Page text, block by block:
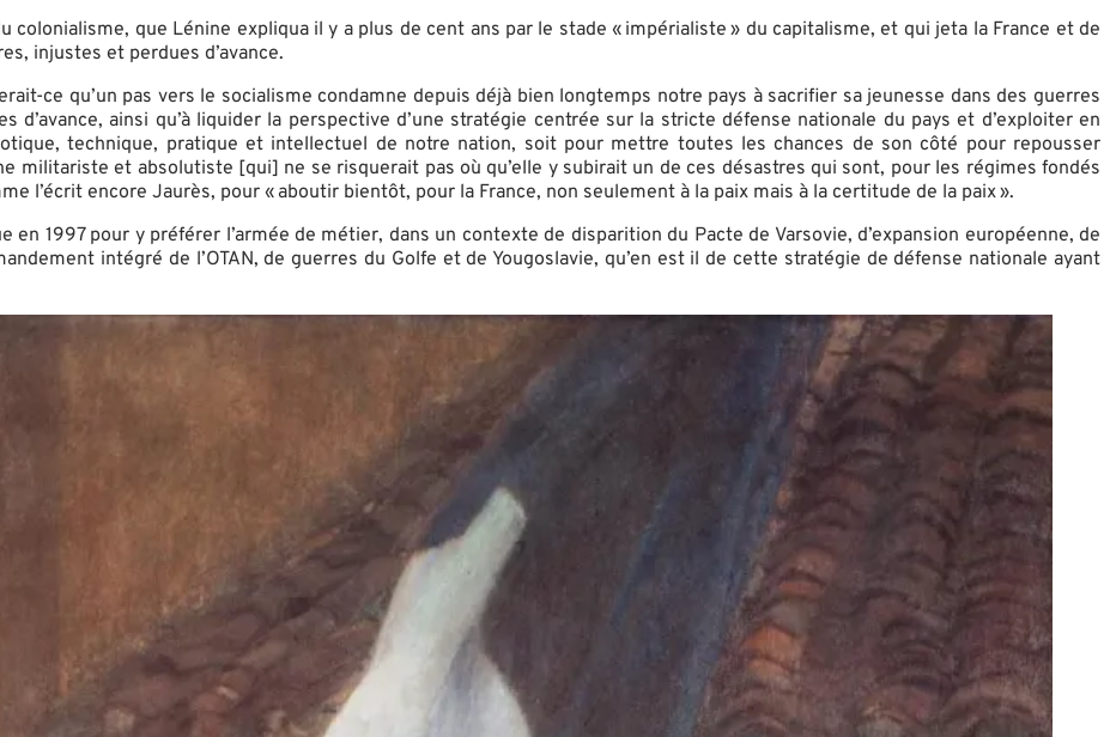
que Lénine expliqua il y a plus de cent ans par le stade « impérialiste » du capitalisme, et qui jeta la France et de
injustes et perdues d’avance.
ce qu’un pas vers le socialisme condamne depuis déjà bien longtemps notre pays à sacrifier sa jeunesse dans des guerres
ainsi qu’à liquider la perspective d’une stratégie centrée sur la stricte défense nationale du pays et d’exploiter en
technique, pratique et intellectuel de notre nation, soit pour mettre toutes les chances de son côté pour repousser
militariste et absolutiste [qui] ne se risquerait pas où qu’elle y subirait un de ces désastres qui sont, pour les régimes fondés
l’écrit encore Jaurès, pour « aboutir bientôt, pour la France, non seulement à la paix mais à la certitude de la paix ».
1997 pour y préférer l’armée de métier, dans un contexte de disparition du Pacte de Varsovie, d’expansion européenne, de
intégré de l’OTAN, de guerres du Golfe et de Yougoslavie, qu’en est il de cette stratégie de défense nationale ayant